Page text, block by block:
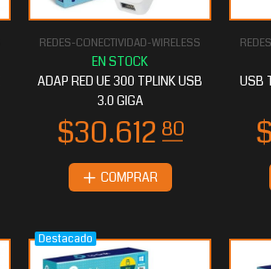
REDES-CONECTIVIDAD-WIRELESS
ADAP RED UE 300 TPLINK USB
3.0 GIGA
COMPRAR
USB
Destacado